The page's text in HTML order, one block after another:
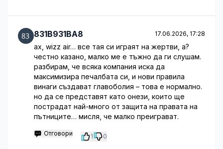
831B931BA8 17.06.2026, 17:28
ах, wizz air… все тая си играят на жертви, а?
честно казано, малко ме е тъжно да ги слушам.
разбирам, че всяка компания иска да
максимизира печалбата си, и нови правила
винаги създават главоболия – това е нормално.
но да се представят като онези, които ще
пострадат най-много от защита на правата на
пътниците… мисля, че малко преиграват.
Отговори 1 0